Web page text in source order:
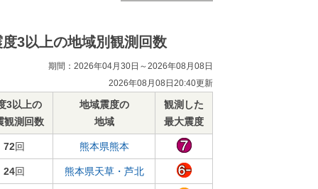
度3以上の地域別観測回数
期間：2026年04月30日～2026年08月08日
2026年08月08日20:40更新
3以上の
観測回数
地域震度の
地域
観測した
最大震度
72回 熊本県熊本
24回 熊本県天草・芦北